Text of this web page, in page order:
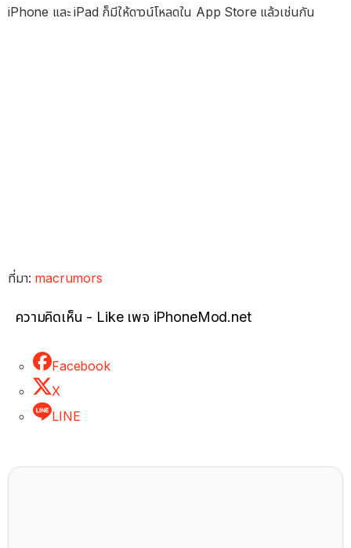
iPhone และ iPad ก็มีให้ดาวน์โหลดใน App Store แล้วเช่นกัน
ที่มา: macrumors
ความคิดเห็น - Like เพจ iPhoneMod.net
Facebook
X
LINE